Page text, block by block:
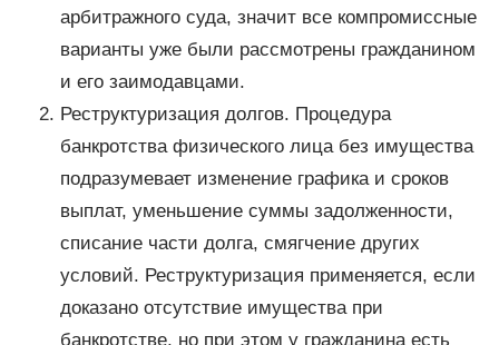
арбитражного суда, значит все компромиссные
варианты уже были рассмотрены гражданином
и его заимодавцами.
Реструктуризация долгов. Процедура
банкротства физического лица без имущества
подразумевает изменение графика и сроков
выплат, уменьшение суммы задолженности,
списание части долга, смягчение других
условий. Реструктуризация применяется, если
доказано отсутствие имущества при
банкротстве, но при этом у гражданина есть